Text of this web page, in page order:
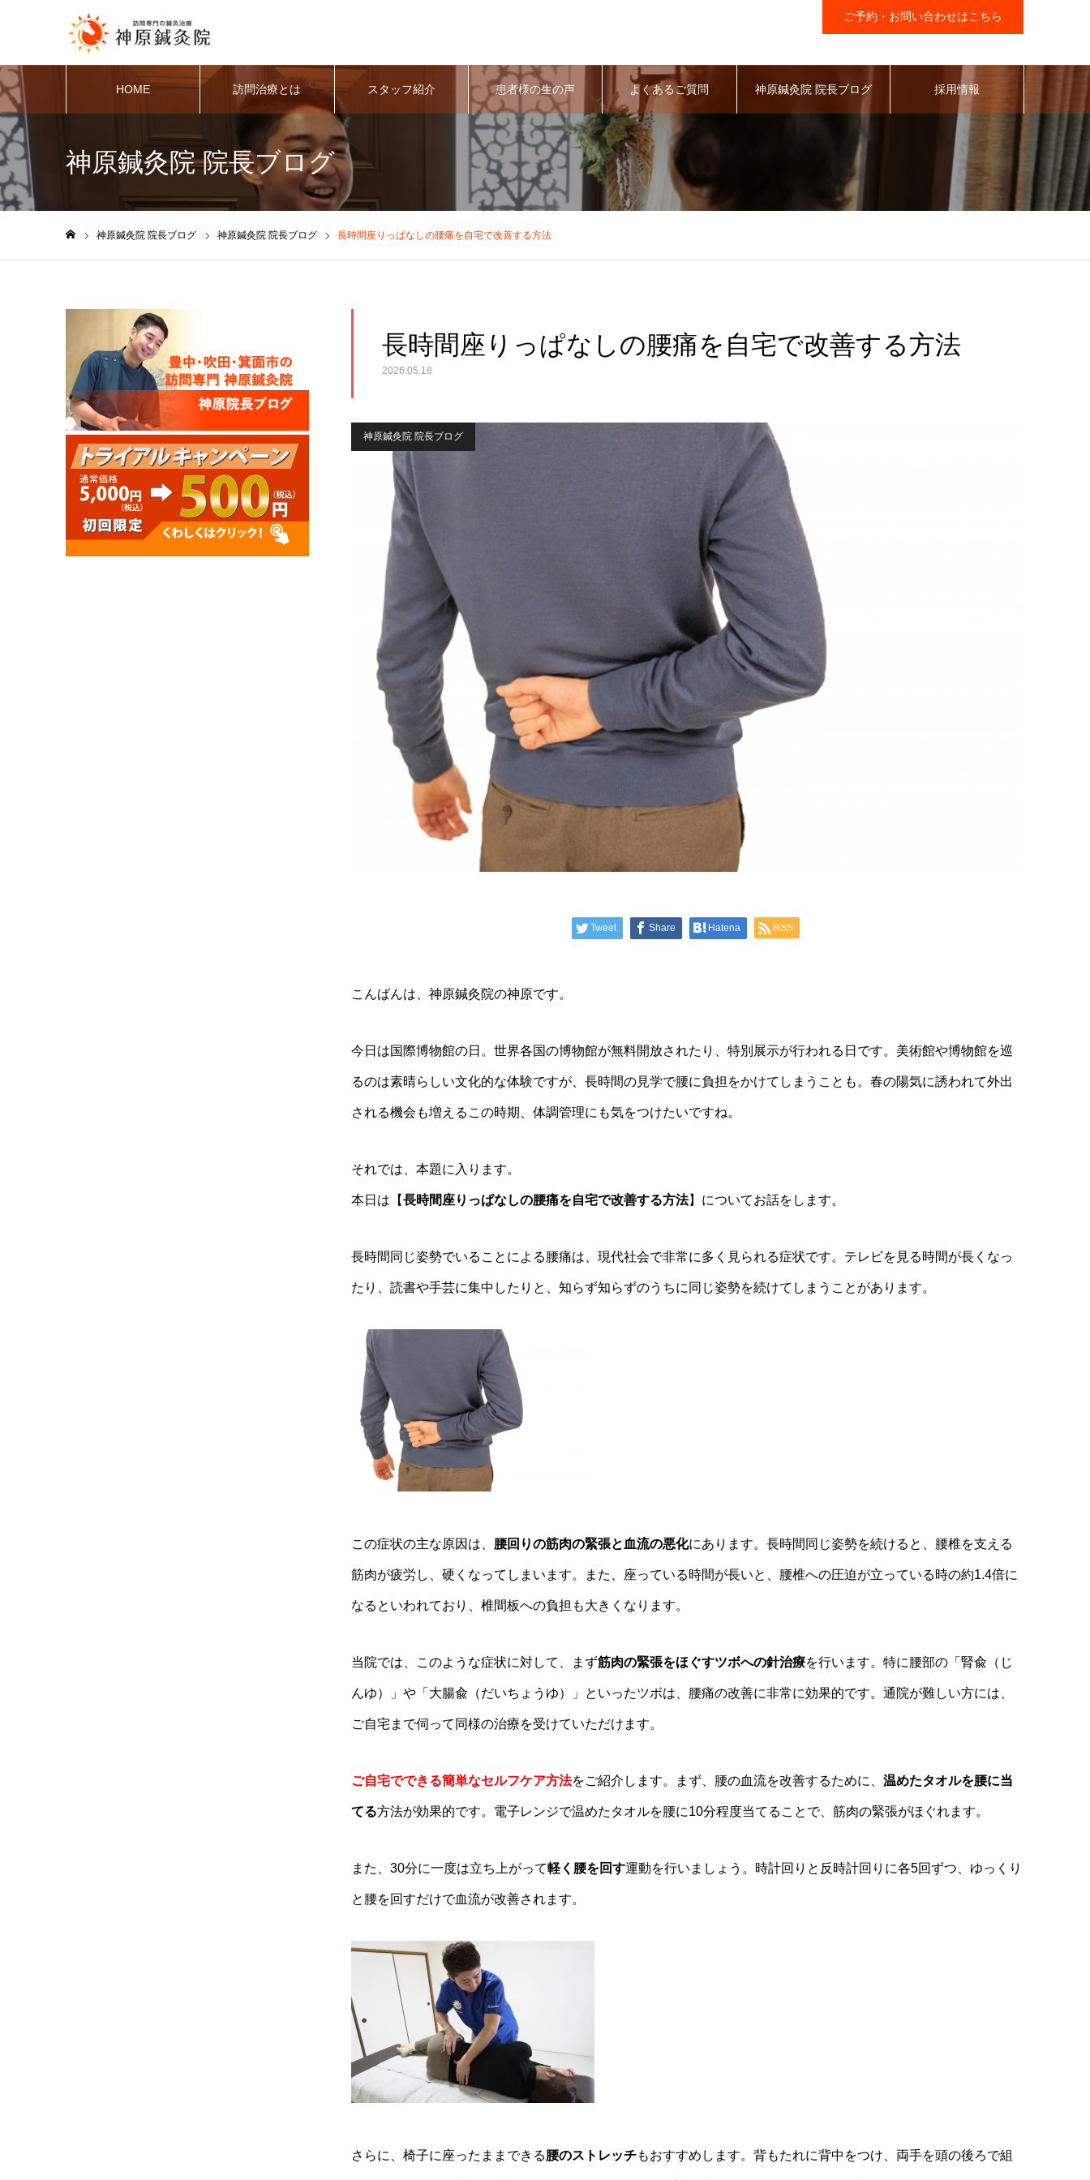
ご予約・お問い合わせはこちら
HOME 訪問治療とは スタッフ紹介 患者様の生の声 よくあるご質問 神原鍼灸院 院長ブログ 採用情報
神原鍼灸院 院長ブログ
神原鍼灸院 院長ブログ 神原鍼灸院 院長ブログ 長時間座りっぱなしの腰痛を自宅で改善する方法
長時間座りっぱなしの腰痛を自宅で改善する方法
2026.05.18
神原鍼灸院 院長ブログ
Tweet Share Hatena RSS
こんばんは、神原鍼灸院の神原です。
今日は国際博物館の日。世界各国の博物館が無料開放されたり、特別展示が行われる日です。美術館や博物館を巡
るのは素晴らしい文化的な体験ですが、長時間の見学で腰に負担をかけてしまうことも。春の陽気に誘われて外出
される機会も増えるこの時期、体調管理にも気をつけたいですね。
それでは、本題に入ります。
本日は【長時間座りっぱなしの腰痛を自宅で改善する方法】についてお話をします。
長時間同じ姿勢でいることによる腰痛は、現代社会で非常に多く見られる症状です。テレビを見る時間が長くなっ
たり、読書や手芸に集中したりと、知らず知らずのうちに同じ姿勢を続けてしまうことがあります。
この症状の主な原因は、 腰回りの筋肉の緊張と血流の悪化にあります。長時間同じ姿勢を続けると、腰椎を支える
筋肉が疲労し、硬くなってしまいます。また、座っている時間が長いと、腰椎への圧迫が立っている時の約1.4倍に
なるといわれており、椎間板への負担も大きくなります。
当院では、このような症状に対して、まず筋肉の緊張をほぐすツボへの針治療を行います。特に腰部の「腎兪（じ
んゆ）」や「大腸兪（だいちょうゆ）」といったツボは、腰痛の改善に非常に効果的です。通院が難しい方には、
ご自宅まで伺って同様の治療を受けていただけます。
ご自宅でできる簡単なセルフケア方法をご紹介します。まず、腰の血流を改善するために、 温めたタオルを腰に当
てる方法が効果的です。電子レンジで温めたタオルを腰に10分程度当てることで、筋肉の緊張がほぐれます。
また、30分に一度は立ち上がって軽く腰を回す運動を行いましょう。時計回りと反時計回りに各5回ずつ、ゆっくり
と腰を回すだけで血流が改善されます。
さらに、椅子に座ったままできる腰のストレッチもおすすめします。背もたれに背中をつけ、両手を頭の後ろで組